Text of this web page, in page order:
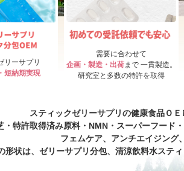
リーサプリ
短納期実現
需要に合わせて
企画・製造・出荷まで 一貫製造。
研究室と多数の特許を取得
スティックゼリーサプリの健康食品Ｏ
・特許取得済み原料・NMN・スーパーフード
フェムケア、アンチエイジング
形状は、ゼリーサプリ分包、清涼飲料水ステ